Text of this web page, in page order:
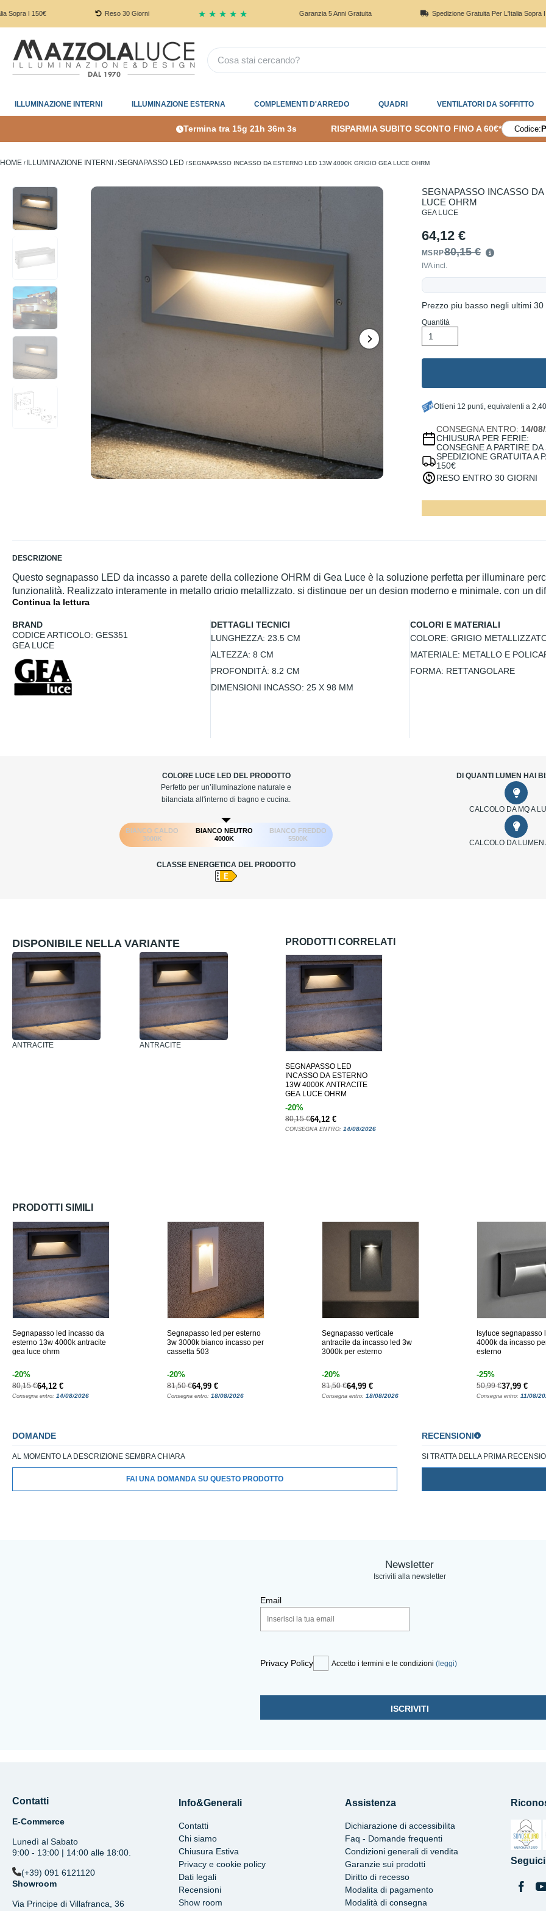
150€ Reso 30 Giorni ★ ★ ★ ★ ★ Garanzia 5 Anni Gratuita Spedizione Gratuita Per L'Italia Sopra I 150€
ILLUMINAZIONE INTERNI ILLUMINAZIONE ESTERNA COMPLEMENTI D'ARREDO QUADRI VENTILATORI DA SOFFITTO
Termina tra 15g 21h 36m 2s RISPARMIA SUBITO SCONTO FINO A 60€* Codice:
HOME ILLUMINAZIONE INTERNI SEGNAPASSO LED SEGNAPASSO INCASSO DA ESTERNO LED 13W 4000K GRIGIO GEA LUCE OHRM
SEGNAPASSO INCASSO
LUCE OHRM
GEA LUCE
64,12 €
MSRP80,15 €
IVA incl.
Prezzo piu basso negli ultimi
Quantità
Ottieni 12 punti, equivalenti a
CONSEGNA ENTRO: 14/
CHIUSURA PER FERIE:
CONSEGNE A PARTIRE
SPEDIZIONE GRATUITA A
150€
RESO ENTRO 30 GIORNI
DESCRIZIONE
Questo segnapasso LED da incasso a parete della collezione OHRM di Gea Luce è la soluzione perfetta per illuminare
funzionalità. Realizzato interamente in metallo grigio metallizzato, si distingue per un design moderno e minimale, con un
basso, creando un'illuminazione soffusa e omogenea. Il chip LED integrato da 13W emette una luce bianca naturale a
un'elevata efficienza energetica e un notevole risparmio. Grazie al grado di protezione IP65, questo segnapasso è
tempo. Ideale per installazioni in spazi aperti, offre una soluzione pratica e di qualità per valorizzare l'illuminazione esterna
Continua la lettura
BRAND
CODICE ARTICOLO: GES351
GEA LUCE
DETTAGLI TECNICI
LUNGHEZZA: 23.5 CM
ALTEZZA: 8 CM
PROFONDITÀ: 8.2 CM
DIMENSIONI INCASSO: 25 X 98 MM
COLORI E MATERIALI
COLORE: GRIGIO
MATERIALE: METALLO E
FORMA: RETTANGOLARE
COLORE LUCE LED DEL PRODOTTO
Perfetto per un’illuminazione naturale e
bilanciata all'interno di bagno e cucina.
BIANCO CALDO
3000K
BIANCO NEUTRO
4000K
BIANCO FREDDO
5500K
CLASSE ENERGETICA DEL PRODOTTO
DI QUANTI LUMEN HAI
CALCOLO DA MQ A
CALCOLO DA LUMEN
DISPONIBILE NELLA VARIANTE
ANTRACITE ANTRACITE
PRODOTTI CORRELATI
SEGNAPASSO LED
INCASSO DA ESTERNO
13W 4000K ANTRACITE
GEA LUCE OHRM
-20%
80,15 €64,12 €
CONSEGNA ENTRO: 14/08/2026
PRODOTTI SIMILI
Segnapasso led incasso da
esterno 13w 4000k antracite
gea luce ohrm
-20%
80,15 €64,12 €
Consegna entro: 14/08/2026
Segnapasso led per esterno
3w 3000k bianco incasso per
cassetta 503
-20%
81,50 €64,99 €
Consegna entro: 18/08/2026
Segnapasso verticale
antracite da incasso led 3w
3000k per esterno
-20%
81,50 €64,99 €
Consegna entro: 18/08/2026
Isyluce segnapasso
4000k da incasso
esterno
-25%
50,99 €37,99 €
Consegna entro: 11/08/
DOMANDE
AL MOMENTO LA DESCRIZIONE SEMBRA CHIARA
FAI UNA DOMANDA SU QUESTO PRODOTTO
RECENSIONI
SI TRATTA DELLA PRIMA
Newsletter
Iscriviti alla newsletter
Email
Privacy Policy Accetto i termini e le condizioni (leggi)
Contatti
E-Commerce
Lunedì al Sabato
9:00 - 13:00 | 14:00 alle 18:00.
(+39) 091 6121120
Showroom
Via Principe di Villafranca, 36
Info&Generali
Contatti
Chi siamo
Chiusura Estiva
Privacy e cookie policy
Dati legali
Recensioni
Show room
Assistenza
Dichiarazione di accessibilita
Faq - Domande frequenti
Condizioni generali di vendita
Garanzie sui prodotti
Diritto di recesso
Modalita di pagamento
Modalità di consegna
Si apre